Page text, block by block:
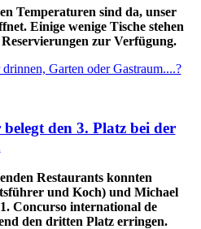
Temperaturen sind da, unser
Einige wenige Tische stehen
zur Verfügung.
Garten oder Gastraum....?
den 3. Platz bei der
Restaurants konnten
und Koch) und Michael
Concurso international de
den dritten Platz erringen.